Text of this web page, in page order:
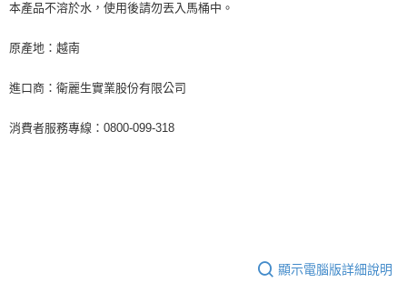
本產品不溶於水，使用後請勿丟入馬桶中。
原產地：越南
進口商：衛麗生實業股份有限公司
消費者服務專線：0800-099-318
顯示電腦版詳細說明